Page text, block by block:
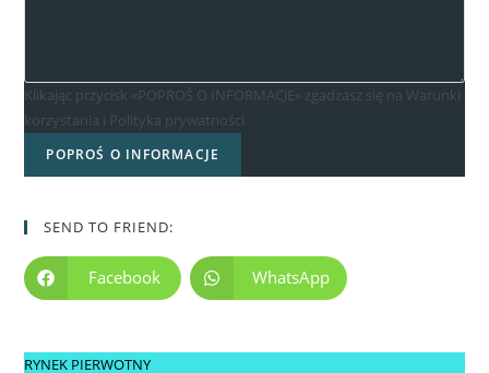
Klikając przycisk «POPROŚ O INFORMACJE» zgadzasz się na Warunki
korzystania i Polityka prywatności
POPROŚ O INFORMACJE
SEND TO FRIEND:
Facebook WhatsApp
RYNEK PIERWOTNY